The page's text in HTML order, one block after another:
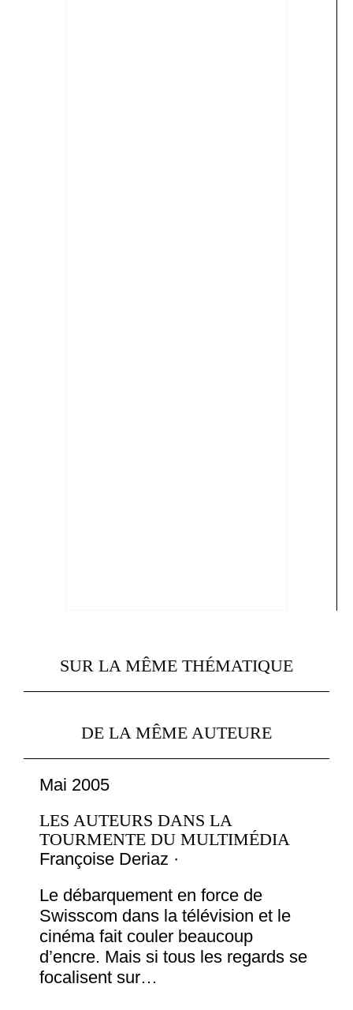
SUR LA MÊME THÉMATIQUE
DE LA MÊME AUTEURE
Mai 2005
LES AUTEURS DANS LA
TOURMENTE DU MULTIMÉDIA
Françoise Deriaz ·
Le débarquement en force de
Swisscom dans la télévision et le
cinéma fait couler beaucoup
d’encre. Mais si tous les regards se
focalisent sur…